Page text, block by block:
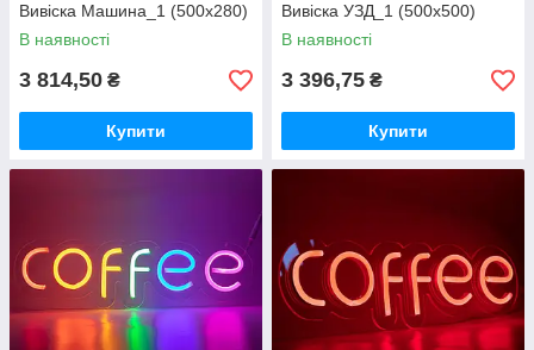
Вивіска Машина_1 (500х280)
В наявності
3 814,50 ₴
Купити
Вивіска УЗД_1 (500х500)
В наявності
3 396,75 ₴
Купити